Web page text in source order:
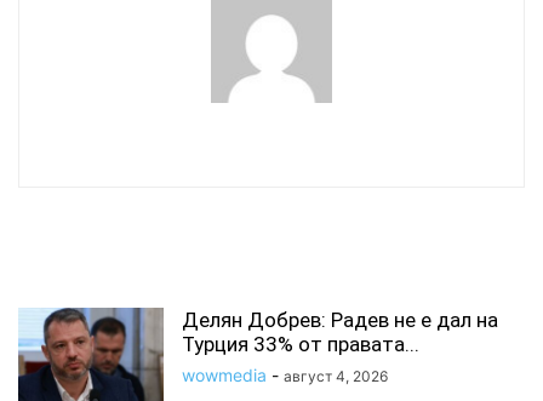
Делян Добрев: Радев не е дал на
Турция 33% от правата...
wowmedia - август 4, 2026